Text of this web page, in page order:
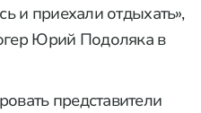
и приехали отдыхать»,
Юрий Подоляка в
представители